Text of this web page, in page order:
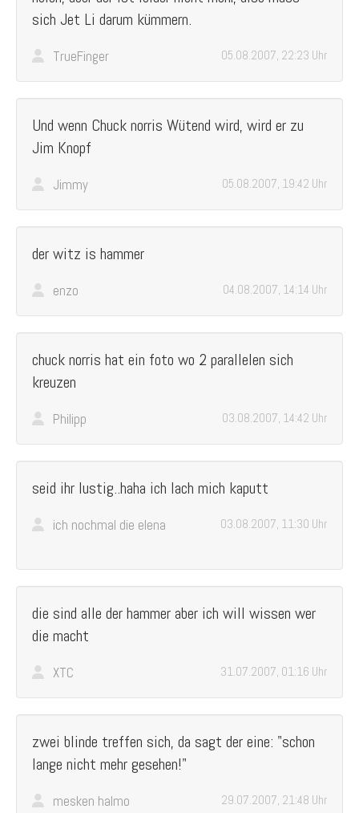
sich Jet Li darum kümmern.
TrueFinger 05.08.2007, 22:23 Uhr
Und wenn Chuck norris Wütend wird, wird er zu
Jim Knopf
Jimmy 05.08.2007, 19:42 Uhr
der witz is hammer
enzo 04.08.2007, 14:14 Uhr
chuck norris hat ein foto wo 2 parallelen sich
kreuzen
Philipp 03.08.2007, 14:42 Uhr
seid ihr lustig..haha ich lach mich kaputt
ich nochmal die elena 03.08.2007, 11:30 Uhr
die sind alle der hammer aber ich will wissen wer
die macht
XTC 31.07.2007, 01:16 Uhr
zwei blinde treffen sich, da sagt der eine: "schon
lange nicht mehr gesehen!"
mesken halmo 29.07.2007, 21:48 Uhr